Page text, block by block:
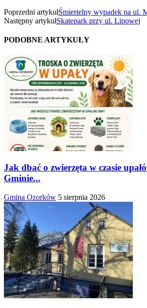
Poprzedni artykułŚmiertelny wypadek na ul.
Następny artykułSkatepark przy ul. Lipowej
PODOBNE ARTYKUŁY
Jak dbać o zwierzęta w czasie
Gminie...
Gmina Ozorków 5 sierpnia 2026